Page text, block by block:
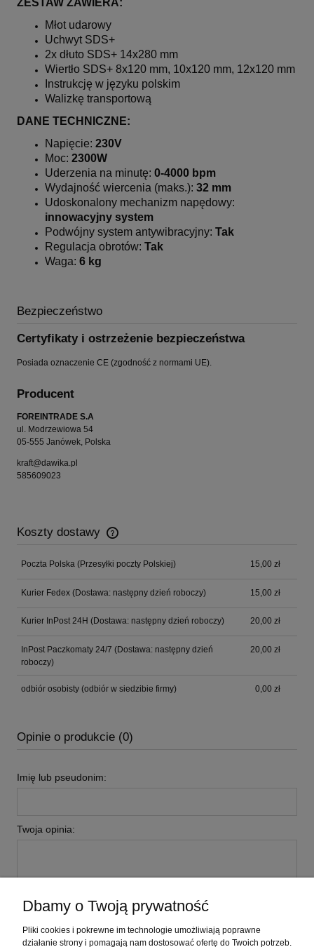
ZESTAW ZAWIERA:
Młot udarowy
Uchwyt SDS+
2x dłuto SDS+ 14x280 mm
Wiertło SDS+ 8x120 mm, 10x120 mm, 12x120 mm
Instrukcję w języku polskim
Walizkę transportową
DANE TECHNICZNE:
Napięcie: 230V
Moc: 2300W
Uderzenia na minutę: 0-4000 bpm
Wydajność wiercenia (maks.): 32 mm
Udoskonalony mechanizm napędowy:
innowacyjny system
Podwójny system antywibracyjny: Tak
Regulacja obrotów: Tak
Waga: 6 kg
Bezpieczeństwo
Certyfikaty i ostrzeżenie bezpieczeństwa
Posiada oznaczenie CE (zgodność z normami UE).
Producent
FOREINTRADE S.A
ul. Modrzewiowa 54
05-555 Janówek, Polska
kraft@dawika.pl
585609023
Koszty dostawy
Cena nie zawiera ewentualnych kosztów płatności
Poczta Polska (Przesyłki poczty Polskiej) 15,00 zł
Kurier Fedex (Dostawa: następny dzień roboczy) 15,00 zł
Kurier InPost 24H (Dostawa: następny dzień roboczy) 20,00 zł
InPost Paczkomaty 24/7 (Dostawa: następny dzień
roboczy)
20,00 zł
odbiór osobisty (odbiór w siedzibie firmy) 0,00 zł
Opinie o produkcie (0)
Imię lub pseudonim:
Twoja opinia:
Dbamy o Twoją prywatność
Pliki cookies i pokrewne im technologie umożliwiają poprawne
działanie strony i pomagają nam dostosować ofertę do Twoich potrzeb.